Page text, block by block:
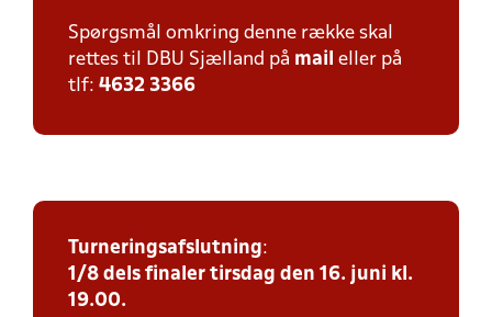
Spørgsmål omkring denne række skal
rettes til DBU Sjælland på mail eller på
tlf: 4632 3366
Turneringsafslutning:
1/8 dels finaler tirsdag den 16. juni kl.
19.00.